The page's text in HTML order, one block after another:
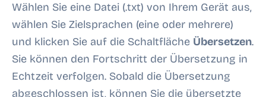
Wählen Sie eine Datei (.txt) von Ihrem Gerät aus,
wählen Sie Zielsprachen (eine oder mehrere)
und klicken Sie auf die Schaltfläche Übersetzen.
Sie können den Fortschritt der Übersetzung in
Echtzeit verfolgen. Sobald die Übersetzung
abgeschlossen ist, können Sie die übersetzte